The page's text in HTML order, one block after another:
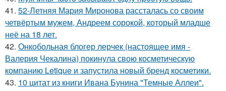
41. 52-Летняя Мария Миронова рассталась со своим
четвёртым мужем, Андреем сорокой, который младше
неё на 18 лет.
42. Онкобольная блогер лерчек (настоящее имя -
Валерия Чекалина) покинула свою косметическую
компанию Letique и запустила новый бренд косметики.
43. 10 цитат из книги Ивана Бунина "Темные Аллеи".